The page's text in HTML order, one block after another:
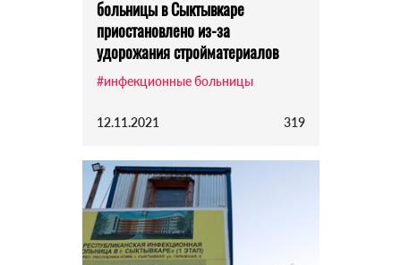
больницы в Сыктывкаре
приостановлено из-за
удорожания стройматериалов
#инфекционные больницы
12.11.2021 319